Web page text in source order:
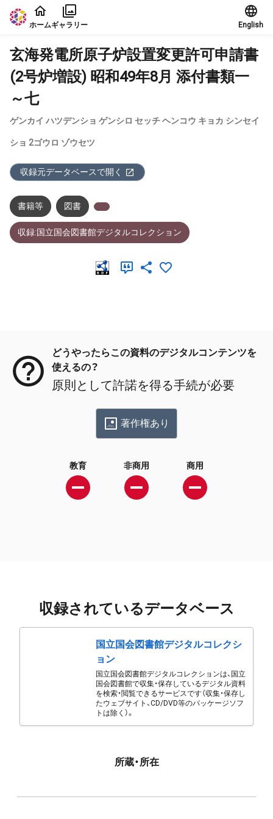
本文に飛ぶ
ホームギャラリー English
玄海発電所原子炉設置変更許可申請書
(2号炉増設) 昭和49年8月 添付書類一
～七
ゲンカイ ハツデンショ ゲンシロ セッチ ヘンコウ キョカ シンセイ
ショ 2ゴウロ ゾウセツ
収録元データベースで開く
書籍等 図書
収録:国立国会図書館デジタルコレクション
どうやったらこの資料のデジタルコンテンツを
使えるの？
原則として許諾を得る手続が必要
著作権あり
教育 非商用 商用
収録されているデータベース
国立国会図書館デジタルコレクシ
ョン
国立国会図書館デジタルコレクションは、国立
国会図書館で収集・保存しているデジタル資料
を検索・閲覧できるサービスです（収集・保存し
たウェブサイト、CD/DVD等のパッケージソフ
トは除く）。
所蔵・所在